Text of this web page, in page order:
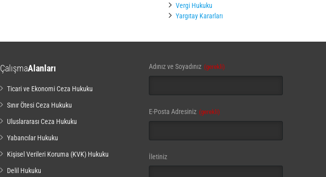
Vergi Hukuku
Yargıtay Kararları
ÇalışmaAlanları
Ticari ve Ekonomi Ceza Hukuku
Sınır Ötesi Ceza Hukuku
Uluslararası Ceza Hukuku
Yabancılar Hukuku
Kişisel Verileri Koruma (KVK) Hukuku
Delil Hukuku
Adınız ve Soyadınız (gerekli)
E-Posta Adresiniz (gerekli)
İletiniz